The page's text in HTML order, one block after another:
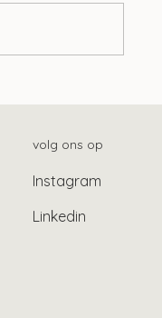
volg ons op
Instagram
Linkedin